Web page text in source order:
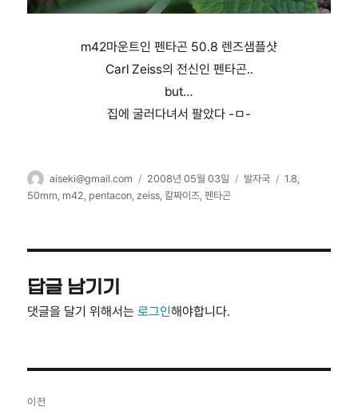
m42마운트인 펜타곤 50.8 렌즈샘플샷
Carl Zeiss의 전신인 펜타곤..
but…
집에 굴러다녀서 팔았다 -ㅁ-
글
쓴
aiseki@gmail.com
작
성
2008년 05월 03일
카
발자국
태
1.8,
50mm, m42, pentacon,zeiss,칼짜이즈,펜타곤
답글 남기기
댓글을 달기 위해서는로그인해야합니다.
이전